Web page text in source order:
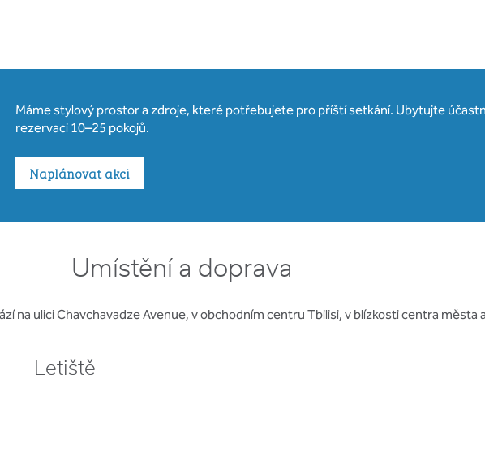
Máme stylový prostor a zdroje, které potřebujete pro příští setkání. Ubytujte
rezervaci 10–25 pokojů.
Naplánovat akci
Umístění a doprava
na ulici Chavchavadze Avenue, v obchodním centru Tbilisi, v blízkosti centra města
Letiště